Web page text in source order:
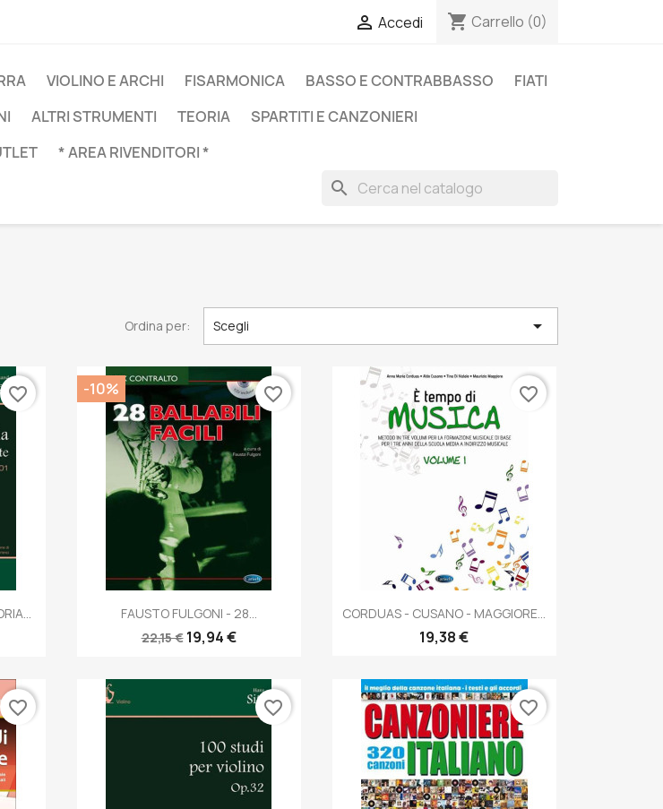
 Accedi shopping_cart Carrello (0)
VIOLINO E ARCHI FISARMONICA BASSO E CONTRABBASSO
FIATI
ALTRI STRUMENTI TEORIA
SPARTITI E CANZONIERI
* AREA RIVENDITORI *
search
Ordina per: Scegli 
favorite_border
Anteprima
FAUSTO FULGONI - 28...
22,15 € 19,94 €
-10% favorite_border
Anteprima
CORDUAS - CUSANO - MAGGIORE...
19,38 €
favorite_border
favorite_border favorite_border favorite_border